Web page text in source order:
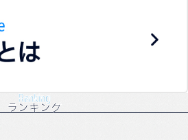
Ranking
ランキング